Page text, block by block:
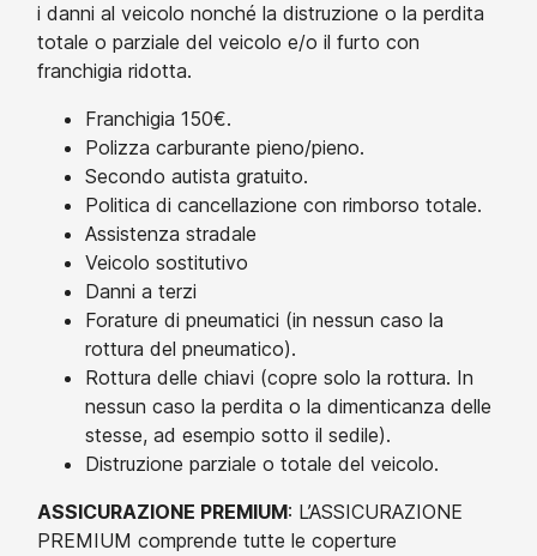
i danni al veicolo nonché la distruzione o la perdita
totale o parziale del veicolo e/o il furto con
franchigia ridotta.
Franchigia 150€.
Polizza carburante pieno/pieno.
Secondo autista gratuito.
Politica di cancellazione con rimborso totale.
Assistenza stradale
Veicolo sostitutivo
Danni a terzi
Forature di pneumatici (in nessun caso la
rottura del pneumatico).
Rottura delle chiavi (copre solo la rottura. In
nessun caso la perdita o la dimenticanza delle
stesse, ad esempio sotto il sedile).
Distruzione parziale o totale del veicolo.
ASSICURAZIONE PREMIUM: L’ASSICURAZIONE
PREMIUM comprende tutte le coperture